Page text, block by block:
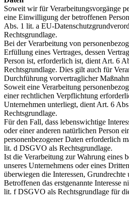
Soweit wir für Verarbeitungsvorgänge
eine Einwilligung der betroffenen
Abs. 1 lit. a EU-
Rechtsgrundlage.
Bei der Verarbeitung von
Erfüllung eines Vertrages, dessen
Person ist, erforderlich ist, dient Art. 6
Rechtsgrundlage. Dies gilt auch für
Durchführung vorvertraglicher
Soweit eine Verarbeitung
einer rechtlichen Verpflichtung
Unternehmen unterliegt, dient Art. 6
Rechtsgrundlage.
Für den Fall, dass lebenswichtige
oder einer anderen natürlichen Person
personenbezogener Daten erforderlich
lit. d DSGVO als Rechtsgrundlage.
Ist die Verarbeitung zur Wahrung eines
unseres Unternehmens oder eines
überwiegen die Interessen,
Betroffenen das erstgenannte Interesse
lit. f DSGVO als Rechtsgrundlage für